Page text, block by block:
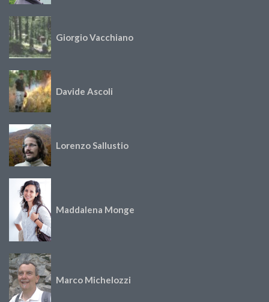
Giorgio Vacchiano
Davide Ascoli
Lorenzo Sallustio
Maddalena Monge
Marco Michelozzi